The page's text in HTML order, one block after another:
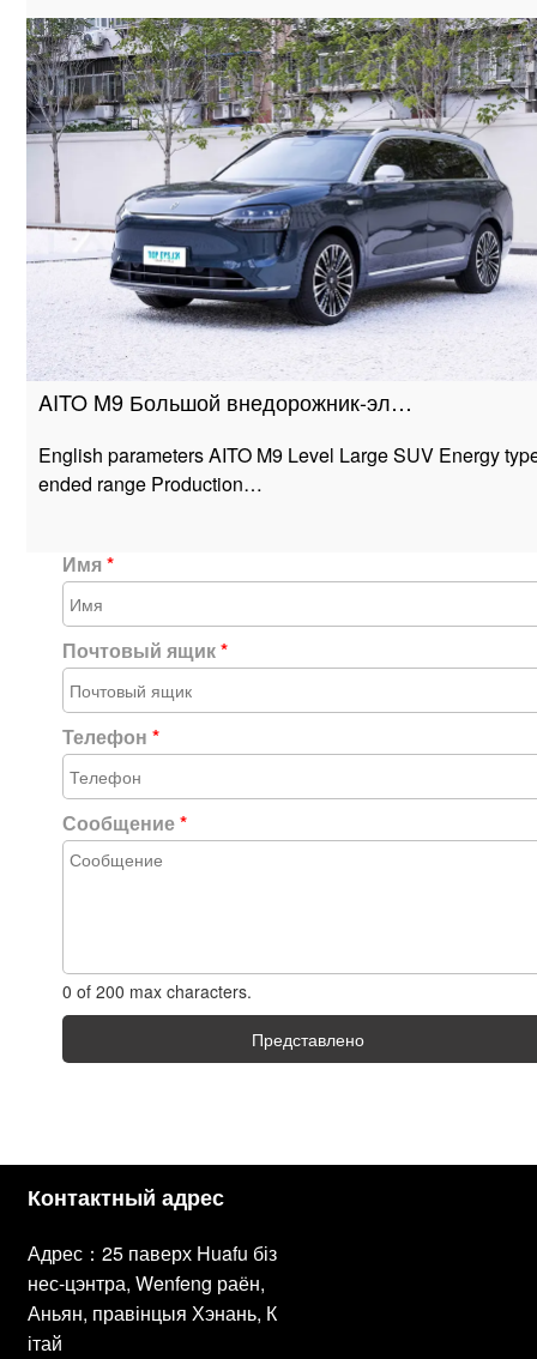
AITO M9 Большой внедорожник-эл…
English parameters AITO M9 Level Large SUV Energy
ended range Production…
Имя*
Почтовый ящик*
Телефон*
Сообщение*
0 of 200 max characters.
Представлено
Контактный адрес
Адрес：25 паверх Huafu біз
нес-цэнтра, Wenfeng раён,
Аньян, правінцыя Хэнань, К
ітай